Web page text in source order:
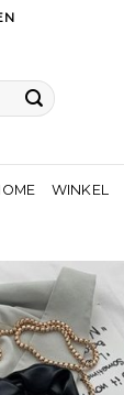
WINKEL